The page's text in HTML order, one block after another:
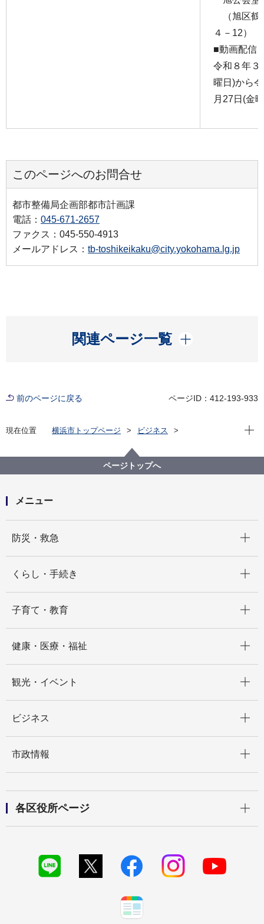
（旭区鶴
４－12）
■動画配信
令和８年３
曜日)から
月27日(金
このページへのお問合せ
都市整備局企画部都市計画課
電話： 045-671-2657
ファクス：045-550-4913
メールアドレス： tb-toshikeikaku@city.yokohama.lg.jp
関連ページ一覧
開く
前のページに戻る ページID：412-193-933
現在位置 横浜市トップページ
ビジネス
市素案説明会
市素案説明会(2026)
現在
ページトップへ
メニュー
防災・救急
くらし・手続き
子育て・教育
健康・医療・福祉
観光・イベント
ビジネス
市政情報
各区役所ページ